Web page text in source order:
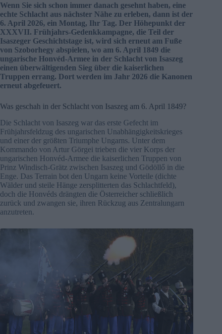
Wenn Sie sich schon immer danach gesehnt haben, eine
echte Schlacht aus nächster Nähe zu erleben, dann ist der
6. April 2026, ein Montag, Ihr Tag. Der Höhepunkt der
XXXVII. Frühjahrs-Gedenkkampagne, die Teil der
Isaszeger Geschichtstage ist, wird sich erneut am Fuße
von Szoborhegy abspielen, wo am 6. April 1849 die
ungarische Honvéd-Armee in der Schlacht von Isaszeg
einen überwältigenden Sieg über die kaiserlichen
Truppen errang. Dort werden im Jahr 2026 die Kanonen
erneut abgefeuert.
Was geschah in der Schlacht von Isaszeg am 6. April 1849?
Die Schlacht von Isaszeg war das erste Gefecht im
Frühjahrsfeldzug des ungarischen Unabhängigkeitskrieges
und einer der größten Triumphe Ungarns. Unter dem
Kommando von Artur Görgei trieben die vier Korps der
ungarischen Honvéd-Armee die kaiserlichen Truppen von
Prinz Windisch-Grätz zwischen Isaszeg und Gödöllő in die
Enge. Das Terrain bot den Ungarn keine Vorteile (dichte
Wälder und steile Hänge zersplitterten das Schlachtfeld),
doch die Honvéds drängten die Österreicher schließlich
zurück und zwangen sie, ihren Rückzug aus Zentralungarn
anzutreten.